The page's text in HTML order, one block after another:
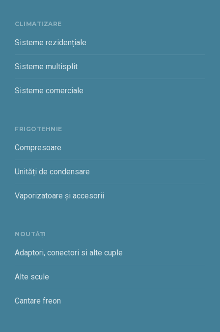
CLIMATIZARE
Sisteme rezidențiale
Sisteme multisplit
Sisteme comerciale
FRIGOTEHNIE
Compresoare
Unități de condensare
Vaporizatoare și accesorii
NOUTĂȚI
Adaptori, conectori si alte cuple
Alte scule
Cantare freon